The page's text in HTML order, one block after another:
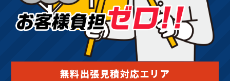
無料出張見積対応エリア